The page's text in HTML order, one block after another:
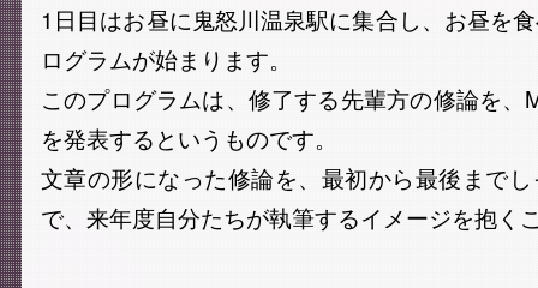
1日目はお昼に鬼怒川温泉駅に集合し、お昼を
ログラムが始まります。
このプログラムは、修了する先輩方の修論を、
を発表するというものです。
文章の形になった修論を、最初から最後まで
で、来年度自分たちが執筆するイメージを抱く